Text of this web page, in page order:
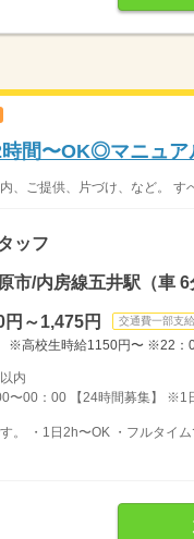
間〜OK◎マニュア
、ご提供、片づけ、など。 す
ッフ
市/内房線五井駅（車 6
円～1,475円 交通費一部支給
※高校生時給1150円〜 ※22
以内
〜00：00 【24時間募集】 ※1
。 ・1日2h〜OK ・フルタイ